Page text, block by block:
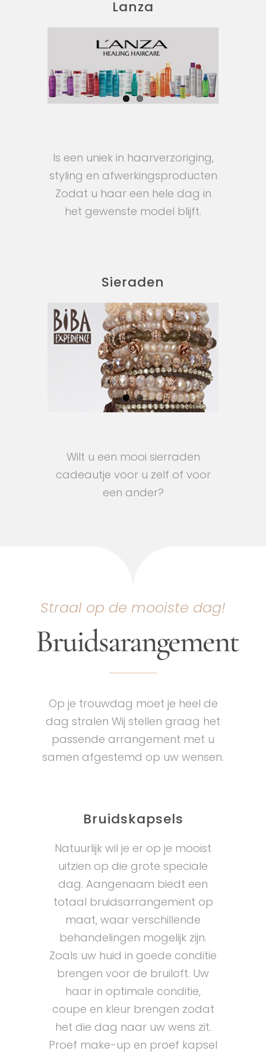
Lanza
Is een uniek in haarverzoriging,
styling en afwerkingsproducten
Zodat u haar een hele dag in
het gewenste model blijft.
Sieraden
Wilt u een mooi sierraden
cadeautje voor u zelf of voor
een ander?
Straal op de mooiste dag!
Bruidsarangement
Op je trouwdag moet je heel de
dag stralen Wij stellen graag het
passende arrangement met u
samen afgestemd op uw wensen.
Bruidskapsels
Natuurlijk wil je er op je mooist
uitzien op die grote speciale
dag. Aangenaam biedt een
totaal bruidsarrangement op
maat, waar verschillende
behandelingen mogelijk zijn.
Zoals uw huid in goede conditie
brengen voor de bruiloft. Uw
haar in optimale conditie,
coupe en kleur brengen zodat
het die dag naar uw wens zit.
Proef make-up en proef kapsel